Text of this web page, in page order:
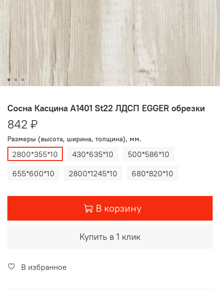
Сосна Касцина A1401 St22 ЛДСП EGGER обрезки
842 ₽
Размеры (высота, ширина, толщина), мм.
2800*355*10 430*635*10
500*586*10
655*600*10
2800*1245*10 680*820*10
В корзину
Купить в 1 клик
В избранное